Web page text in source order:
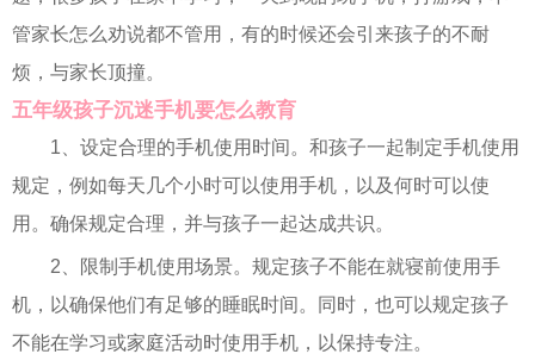
管家长怎么劝说都不管用，有的时候还会引来孩子的不耐
烦，与家长顶撞。
五年级孩子沉迷手机要怎么教育
1、设定合理的手机使用时间。和孩子一起制定手机使用
规定，例如每天几个小时可以使用手机，以及何时可以使
用。确保规定合理，并与孩子一起达成共识。
2、限制手机使用场景。规定孩子不能在就寝前使用手
机，以确保他们有足够的睡眠时间。同时，也可以规定孩子
不能在学习或家庭活动时使用手机，以保持专注。